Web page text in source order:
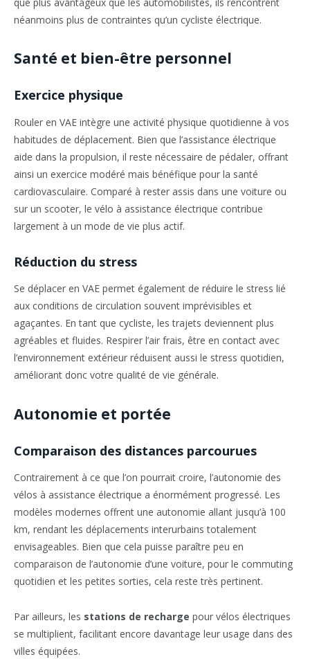
néanmoins plus de contraintes qu’un cycliste électrique.
Santé et bien-être personnel
Exercice physique
Rouler en VAE intègre une activité physique quotidienne à vos
habitudes de déplacement. Bien que l’assistance électrique
aide dans la propulsion, il reste nécessaire de pédaler, offrant
ainsi un exercice modéré mais bénéfique pour la santé
cardiovasculaire. Comparé à rester assis dans une voiture ou
sur un scooter, le vélo à assistance électrique contribue
largement à un mode de vie plus actif.
Réduction du stress
Se déplacer en VAE permet également de réduire le stress lié
aux conditions de circulation souvent imprévisibles et
agaçantes. En tant que cycliste, les trajets deviennent plus
agréables et fluides. Respirer l’air frais, être en contact avec
l’environnement extérieur réduisent aussi le stress quotidien,
améliorant donc votre qualité de vie générale.
Autonomie et portée
Comparaison des distances parcourues
Contrairement à ce que l’on pourrait croire, l’autonomie des
vélos à assistance électrique a énormément progressé. Les
modèles modernes offrent une autonomie allant jusqu’à 100
km, rendant les déplacements interurbains totalement
envisageables. Bien que cela puisse paraître peu en
comparaison de l’autonomie d’une voiture, pour le commuting
quotidien et les petites sorties, cela reste très pertinent.
Par ailleurs, les stations de recharge pour vélos électriques
se multiplient, facilitant encore davantage leur usage dans des
villes équipées.